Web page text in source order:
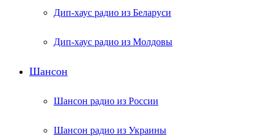
Дип-хаус радио из Беларуси
Дип-хаус радио из Молдовы
Шансон
Шансон радио из России
Шансон радио из Украины